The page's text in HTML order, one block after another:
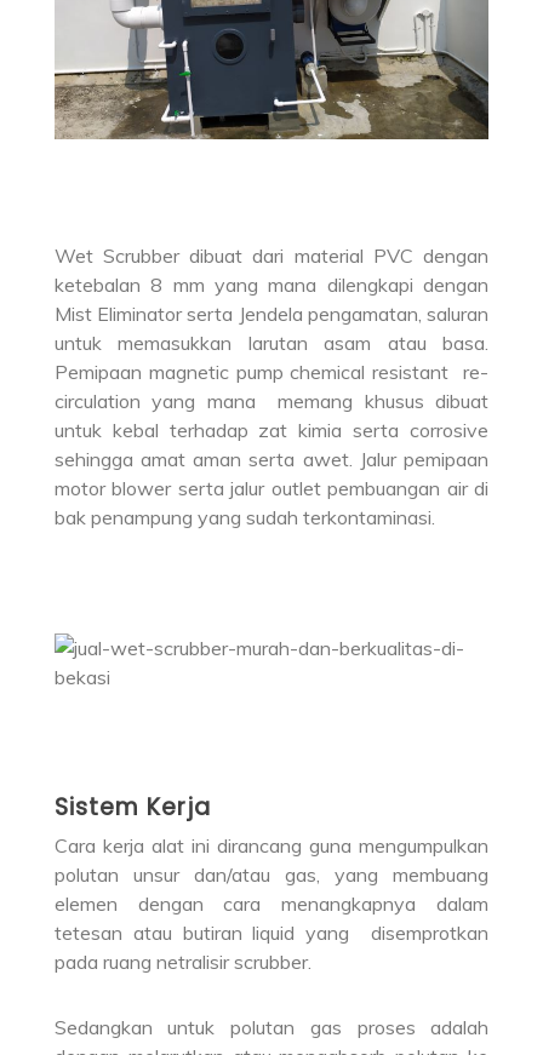
Wet Scrubber dibuat dari material PVC dengan
ketebalan 8 mm yang mana dilengkapi dengan
Mist Eliminator serta Jendela pengamatan, saluran
untuk memasukkan larutan asam atau basa.
Pemipaan magnetic pump chemical resistant re-
circulation yang mana memang khusus dibuat
untuk kebal terhadap zat kimia serta corrosive
sehingga amat aman serta awet. Jalur pemipaan
motor blower serta jalur outlet pembuangan air di
bak penampung yang sudah terkontaminasi.
Sistem Kerja
Cara kerja alat ini dirancang guna mengumpulkan
polutan unsur dan/atau gas, yang membuang
elemen dengan cara menangkapnya dalam
tetesan atau butiran liquid yang disemprotkan
pada ruang netralisir scrubber.
Sedangkan untuk polutan gas proses adalah